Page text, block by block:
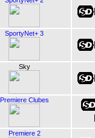
SportyNet+ 3
Sky
Premiere Clubes
Premiere 2